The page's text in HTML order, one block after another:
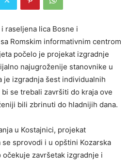
raseljena lica Bosne i
Romskim informativnim centrom
počelo je projekat izgradnje
najugroženije stanovnike u
je izgradnja šest individualnih
se trebali završiti do kraja ove
bili zbrinuti do hladnijih dana.
u Kostajnici, projekat
sprovodi i u opštini Kozarska
završetak izgradnje i